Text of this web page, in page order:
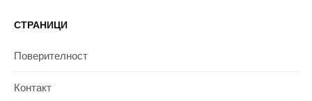
СТРАНИЦИ
Поверителност
Контакт